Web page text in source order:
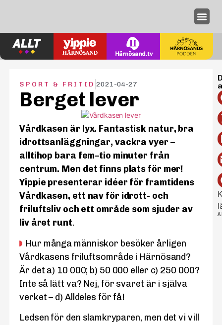
SPORT & FRITID 2021-04-27
Berget lever
Vårdkasen är lyx. Fantastisk natur, bra
idrottsanläggningar, vackra vyer –
alltihop bara fem–tio minuter från
centrum. Men det finns plats för mer!
Yippie presenterar idéer för framtidens
Vårdkasen, ett nav för idrott- och
friluftsliv och ett område som sjuder av
liv året runt.
Hur många människor besöker årligen
Vårdkasens friluftsområde i Härnösand?
Är det a) 10 000; b) 50 000 eller c) 250 000?
Inte så lätt va? Nej, för svaret är i själva
verket – d) Alldeles för få!
Ledsen för den slamkryparen, men det vi vill